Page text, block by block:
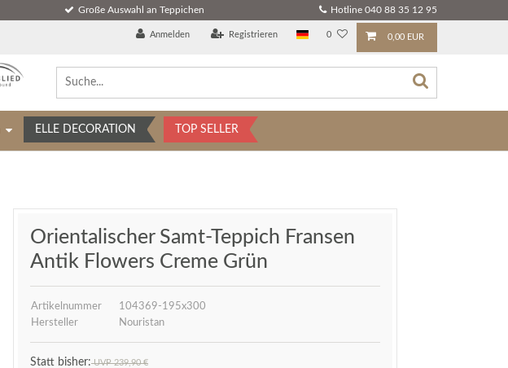
Große Auswahl an Teppichen Hotline 040 88 35 12 95
Anmelden Registrieren 0 0,00 EUR
ELLE DECORATION TOP SELLER
Orientalischer Samt-Teppich Fransen
Antik Flowers Creme Grün
Artikelnummer
104369-195x300
Hersteller
Nouristan
UVP 239,90 €